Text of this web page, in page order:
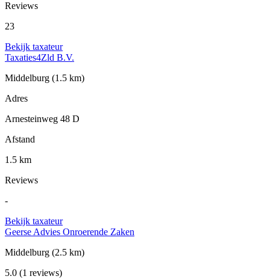
Reviews
23
Bekijk taxateur
Taxaties4Zld B.V.
Middelburg (1.5 km)
Adres
Arnesteinweg 48 D
Afstand
1.5 km
Reviews
-
Bekijk taxateur
Geerse Advies Onroerende Zaken
Middelburg (2.5 km)
5.0 (1 reviews)